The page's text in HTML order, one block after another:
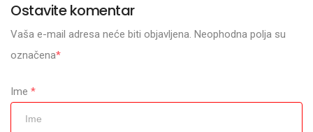
Ostavite komentar
Vaša e-mail adresa neće biti objavljena. Neophodna polja su
označena*
Ime *